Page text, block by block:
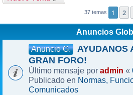
37 temas 1 2
Anuncios
Anuncio G.
AYUDANOS
GRAN FORO!
Último mensaje por admin «
Publicado en Normas,
Comunicados